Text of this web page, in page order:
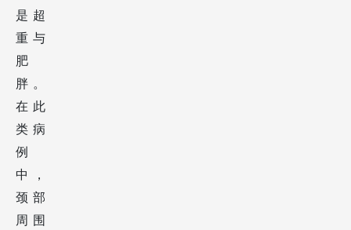
是超
重与
肥
胖。
在此
类病
例
中，
颈部
周围